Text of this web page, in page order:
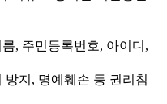
, 주민등록번호, 아이디,
지, 명예훼손 등 권리침